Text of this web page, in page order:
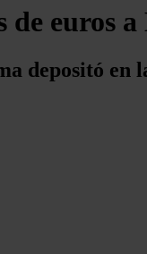
de
en